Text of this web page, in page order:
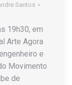
Santos
19h30, em
Arte Agora
e
Movimento
de